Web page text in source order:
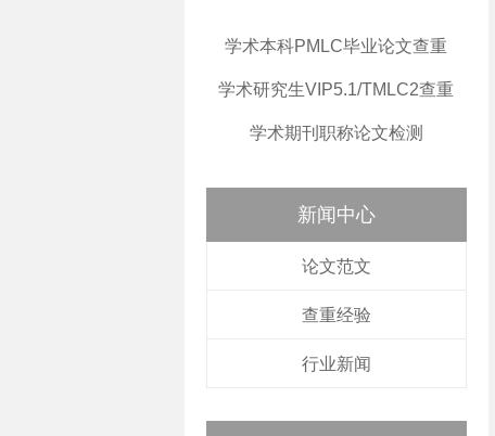
学术本科PMLC毕业论文查重
学术研究生VIP5.1/TMLC2查重
学术期刊职称论文检测
新闻中心
论文范文
查重经验
行业新闻